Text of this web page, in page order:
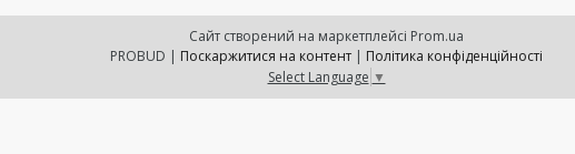
Сайт створений на маркетплейсі Prom.ua
PROBUD | Поскаржитися на контент | Політика конфіденційності
Select Language ▼